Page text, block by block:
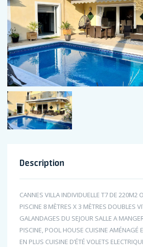
Description
CANNES VILLA INDIVIDUELLE T7 DE 220M2
PISCINE 8 MÈTRES X 3 MÈTRES DOUBLES
GALANDAGES DU SEJOUR SALLE A
PISCINE, POOL HOUSE CUISINE AMÉNAGÉ
EN PLUS CUISINE D’ÉTÉ VOLETS